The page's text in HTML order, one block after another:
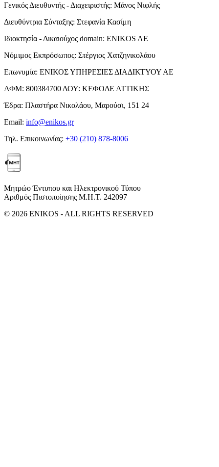
Γενικός Διευθυντής - Διαχειριστής: Μάνος Νιφλής
Διευθύντρια Σύνταξης: Στεφανία Κασίμη
Ιδιοκτησία - Δικαιούχος domain: ENIKOS AE
Νόμιμος Εκπρόσωπος: Στέργιος Χατζηνικολάου
Επωνυμία: ΕΝΙΚΟΣ ΥΠΗΡΕΣΙΕΣ ΔΙΑΔΙΚΤΥΟΥ ΑΕ
ΑΦΜ: 800384700 ΔΟΥ: ΚΕΦΟΔΕ ΑΤΤΙΚΗΣ
Έδρα: Πλαστήρα Νικολάου, Μαρούσι, 151 24
Email: info@enikos.gr
Τηλ. Επικοινωνίας: +30 (210) 878-8006
Μητρώο Έντυπου και Ηλεκτρονικού Τύπου
Αριθμός Πιστοποίησης Μ.Η.Τ. 242097
© 2026 ENIKOS - ALL RIGHTS RESERVED